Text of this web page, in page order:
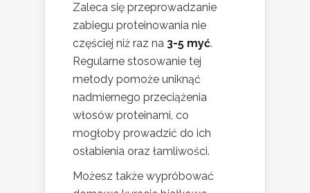
Zaleca się przeprowadzanie
zabiegu proteinowania nie
częściej niż raz na 3-5 myć.
Regularne stosowanie tej
metody pomoże uniknąć
nadmiernego przeciążenia
włosów proteinami, co
mogłoby prowadzić do ich
osłabienia oraz łamliwości.
Możesz także wypróbować